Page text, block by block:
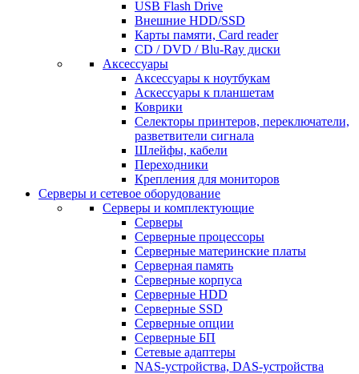
USB Flash Drive
Внешние HDD/SSD
Карты памяти, Card reader
CD / DVD / Blu-Ray диски
Аксессуары
Аксессуары к ноутбукам
Аскессуары к планшетам
Коврики
Селекторы принтеров, переключатели,
разветвители сигнала
Шлейфы, кабели
Переходники
Крепления для мониторов
Серверы и сетевое оборудование
Серверы и комплектующие
Серверы
Серверные процессоры
Серверные материнские платы
Серверная память
Серверные корпуса
Серверные HDD
Серверные SSD
Серверные опции
Серверные БП
Сетевые адаптеры
NAS-устройства, DAS-устройства